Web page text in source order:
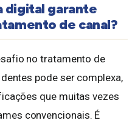
digital garante
de canal?
no tratamento de
pode ser complexa,
que muitas vezes
convencionais. É